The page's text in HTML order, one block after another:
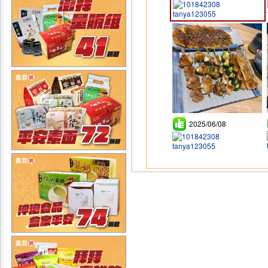
tanya123055
2025/06/08
tanya123055